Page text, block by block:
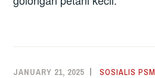
JANUARY 21, 2025 SOSIALIS PSM